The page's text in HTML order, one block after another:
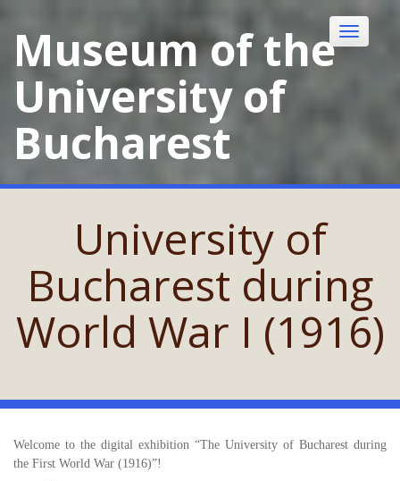
contentMuseum of the
University of
Bucharest
Toggle
University of
Bucharest during
World War I (1916)
Welcome to the digital exhibition “The University of Bucharest during
the First World War (1916)”!